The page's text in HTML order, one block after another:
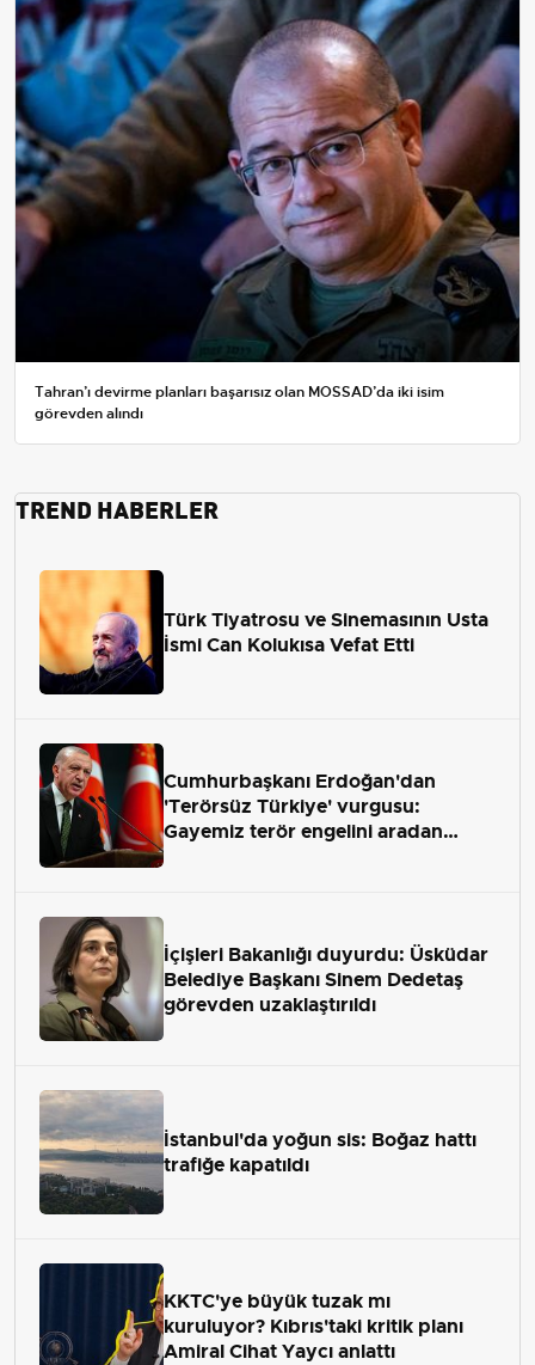
Tahran’ı devirme planları başarısız olan MOSSAD’da iki isim
görevden alındı
TREND HABERLER
Türk Tiyatrosu ve Sinemasının Usta
İsmi Can Kolukısa Vefat Etti
Cumhurbaşkanı Erdoğan'dan
'Terörsüz Türkiye' vurgusu:
Gayemiz terör engelini aradan
İçişleri Bakanlığı duyurdu: Üsküdar
Belediye Başkanı Sinem Dedetaş
görevden uzaklaştırıldı
İstanbul'da yoğun sis: Boğaz hattı
trafiğe kapatıldı
KKTC'ye büyük tuzak mı
kuruluyor? Kıbrıs'taki kritik planı
Amiral Cihat Yaycı anlattı